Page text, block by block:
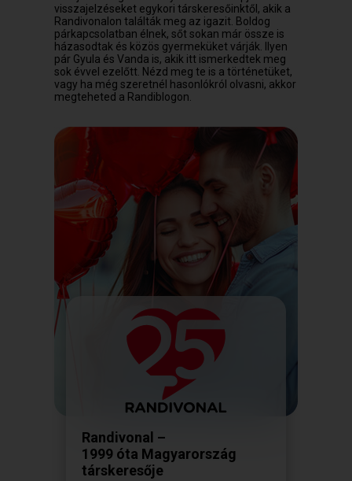
visszajelzéseket egykori társkeresőinktől, akik a
Randivonalon találták meg az igazit. Boldog
párkapcsolatban élnek, sőt sokan már össze is
házasodtak és közös gyermeküket várják. Ilyen
pár Gyula és Vanda is, akik itt ismerkedtek meg
sok évvel ezelőtt. Nézd meg te is a történetüket,
vagy ha még szeretnél hasonlókról olvasni, akkor
megteheted a Randiblogon.
Randivonal –
1999 óta Magyarország
társkeresője